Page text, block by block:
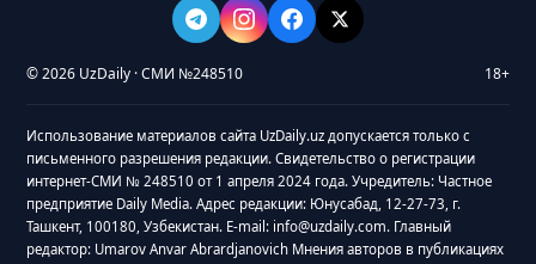
© 2026 UzDaily · СМИ №248510 18+
Использование материалов сайта UzDaily.uz допускается только с
письменного разрешения редакции. Свидетельство о регистрации
интернет-СМИ № 248510 от 1 апреля 2024 года. Учредитель: Частное
предприятие Daily Media. Адрес редакции: Юнусабад, 12-27-73, г.
Ташкент, 100180, Узбекистан. E-mail: info@uzdaily.com. Главный
редактор: Umarov Anvar Abrardjanovich Мнения авторов в публикациях